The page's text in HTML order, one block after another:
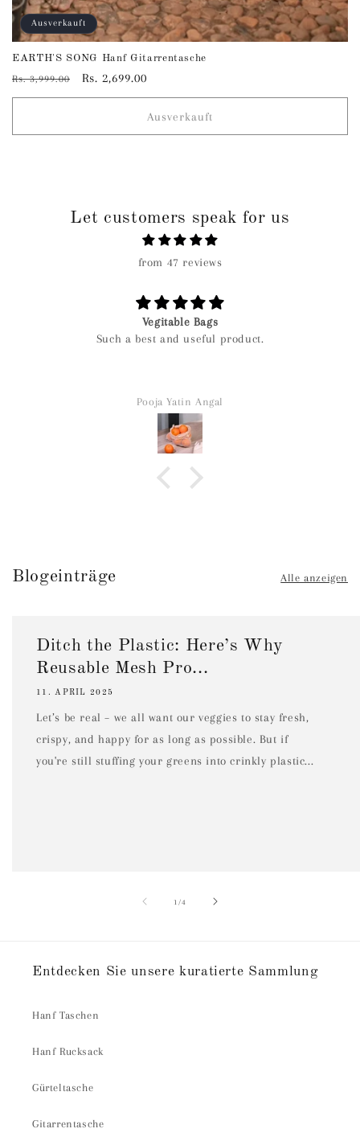
Ausverkauft
EARTH'S SONG Hanf Gitarrentasche
Normaler
Preis
Rs. 3,999.00 Verkaufspreis
Rs. 2,699.00
Ausverkauft
Let customers speak for us
from 47 reviews
Vegitable Bags
Such a best and useful product.
Pooja Yatin Angal
Blogeinträge Alle anzeigen
Ditch the Plastic: Here’s Why
Reusable Mesh Pro...
11. APRIL 2025
Let’s be real – we all want our veggies to stay fresh,
crispy, and happy for as long as possible. But if
you're still stuffing your greens into crinkly plastic...
1 /von
4
Entdecken Sie unsere kuratierte Sammlung
Hanf Taschen
Hanf Rucksack
Gürteltasche
Gitarrentasche